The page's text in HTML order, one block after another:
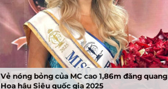
Vẻ nóng bỏng của MC cao 1,86m đăng quang
Hoa hậu Siêu quốc gia 2025